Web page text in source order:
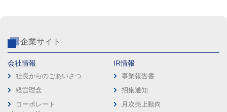
企業サイト
会社情報
社長からのごあいさつ
経営理念
コーポレート
IR情報
事業報告書
招集通知
月次売上動向